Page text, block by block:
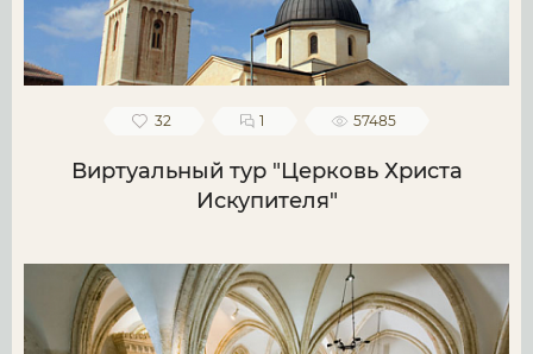
32 1 57485
Виртуальный тур "Церковь Христа
Искупителя"